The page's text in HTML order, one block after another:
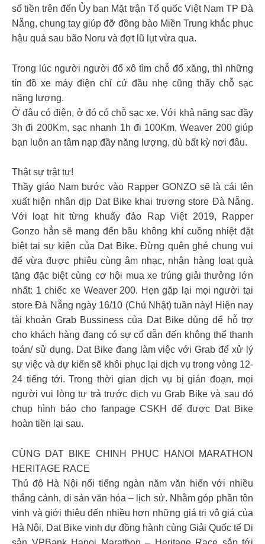
số tiền trên đến Ủy ban Mặt trận Tổ quốc Việt Nam TP Đà
Nẵng, chung tay giúp đỡ đồng bào Miền Trung khắc phục
hậu quả sau bão Noru và đợt lũ lụt vừa qua.
Trong lúc người người đổ xô tìm chỗ đổ xăng, thì những
tín đồ xe máy điện chỉ cử đầu nhẹ cũng thấy chỗ sạc
năng lượng.
Ở đâu có điện, ở đó có chỗ sạc xe. Với khả năng sạc đầy
3h đi 200Km, sạc nhanh 1h đi 100Km, Weaver 200 giúp
bạn luôn an tâm nạp đầy năng lượng, dù bất kỳ nơi đâu.
Thật sự trật tự!
Thầy giáo Nam bước vào Rapper GONZO sẽ là cái tên
xuất hiện nhân dịp Dat Bike khai trương store Đà Nẵng.
Với loạt hit từng khuấy đảo Rap Việt 2019, Rapper
Gonzo hẳn sẽ mang đến bầu không khí cuồng nhiệt đặt
biệt tại sự kiện của Dat Bike. Đừng quên ghé chung vui
để vừa được phiêu cùng âm nhạc, nhận hàng loạt quà
tặng đặc biệt cùng cơ hội mua xe trúng giải thưởng lớn
nhất: 1 chiếc xe Weaver 200. Hẹn gặp lại mọi người tại
store Đà Nẵng ngày 16/10 (Chủ Nhật) tuần này! Hiện nay
tài khoản Grab Bussiness của Dat Bike dùng để hỗ trợ
cho khách hàng đang có sự cố dẫn đến không thể thanh
toán/ sử dụng. Dat Bike đang làm việc với Grab để xử lý
sự việc và dự kiến sẽ khôi phục lại dịch vụ trong vòng 12-
24 tiếng tới. Trong thời gian dịch vụ bị gián đoạn, mọi
người vui lòng tự trả trước dịch vụ Grab Bike và sau đó
chụp hình báo cho fanpage CSKH để được Dat Bike
hoàn tiền lại sau.
CÙNG DAT BIKE CHINH PHỤC HANOI MARATHON
HERITAGE RACE
Thủ đô Hà Nội nổi tiếng ngàn năm văn hiến với nhiều
thắng cảnh, di sản văn hóa – lịch sử. Nhằm góp phần tôn
vinh và giới thiệu đến nhiều hơn những giá trị vô giá của
Hà Nội, Dat Bike vinh dự đồng hành cùng Giải Quốc tế Di